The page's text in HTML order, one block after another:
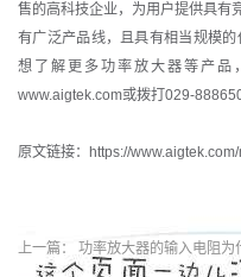
售的高科技企业，为用户提供具有
有广泛产品线，且具有相当规模
想了解更多功率放大器等产品
www.aigtek.com或拨打029-
原文链接：https://
上一篇： 功率放大器的输入电阻为